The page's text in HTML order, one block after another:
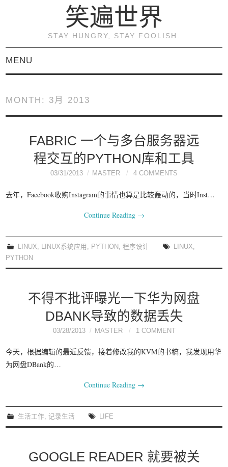
笑遍世界
STAY HUNGRY, STAY FOOLISH.
MENU
（连载）
《KVM虚拟化技术：实
战与原理解析》
我要笑遍世界
MONTH: 3月 2013
FABRIC 一个与多台服务器远
程交互的PYTHON库和工具
03/31/2013 MASTER 4 COMMENTS
去年，Facebook收购Instagram的事情也算是比较轰动的，当时Inst…
Continue Reading →
LINUX LINUX系统应用 PYTHON ,程序设计 LINUX
PYTHON
不得不批评曝光一下华为网盘
DBANK导致的数据丢失
03/28/2013 MASTER 1 COMMENT
今天，根据编辑的最近反馈，接着修改我的KVM的书稿，我发现用华
为网盘DBank的…
Continue Reading →
生活工作,记录生活 LIFE
GOOGLE READER 就要被关